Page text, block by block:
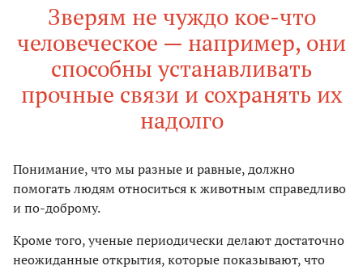
Зверям не чуждо кое-что
человеческое — например, они
способны устанавливать
прочные связи и сохранять их
надолго
Понимание, что мы разные и равные, должно
помогать людям относиться к животным справедливо
и по-доброму.
Кроме того, ученые периодически делают достаточно
неожиданные открытия, которые показывают, что